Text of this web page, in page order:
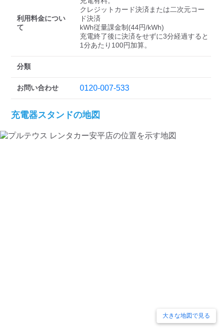
利用料金につい
て
クレジットカード決済または二次元コー
ド決済
kWh従量課金制(44円/kWh)
充電終了後に決済をせずに3分経過すると
1分あたり100円加算。
分類
お問い合わせ 0120-007-533
充電器スタンドの地図
大きな地図で見る